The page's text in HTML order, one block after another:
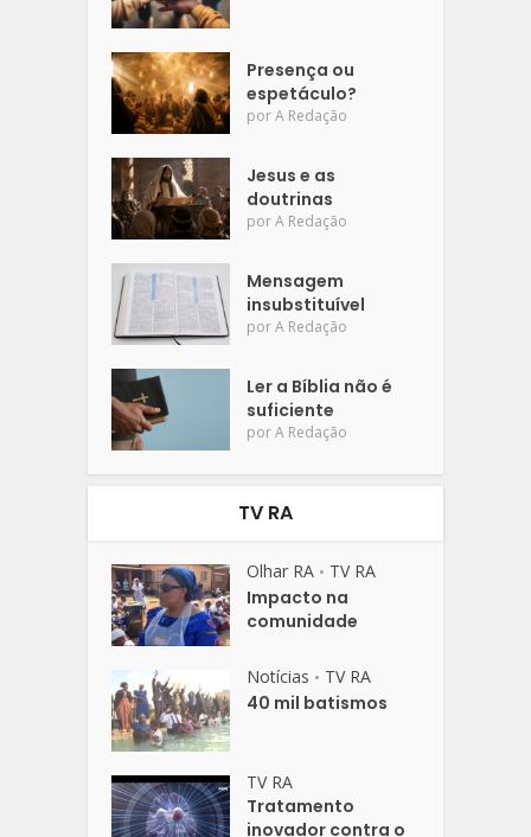
Presença ou
espetáculo?
porA Redação
Jesus e as
doutrinas
porA Redação
Mensagem
insubstituível
porA Redação
Ler a Bíblia não é
suficiente
porA Redação
TV RA
Olhar RA • TV RA
Impacto na
comunidade
Notícias • TV RA
40 mil batismos
TV RA
Tratamento
inovador contra o